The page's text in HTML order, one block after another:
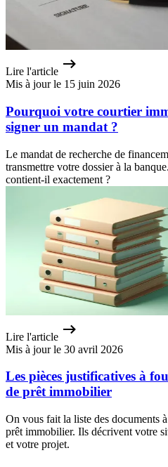
Lire l'article
Mis à jour le 15 juin 2026
Pourquoi votre courtier
signer un mandat ?
Le mandat de recherche de
transmettre votre dossier à la
contient-il exactement ?
Lire l'article
Mis à jour le 30 avril 2026
Les pièces justificatives à
de prêt immobilier
On vous fait la liste des documents
prêt immobilier. Ils décrivent votre
et votre projet.